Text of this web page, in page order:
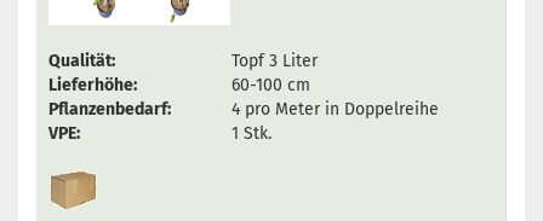
Qualität:
Topf 3 Liter
Lieferhöhe:
60-100 cm
Pflanzenbedarf:
4 pro Meter in Doppelreihe
VPE:
1 Stk.